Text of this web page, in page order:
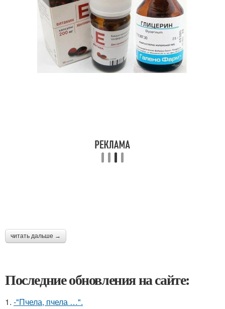
читать дальше →
Последние обновления на сайте:
1. -"Пчела, пчела …".